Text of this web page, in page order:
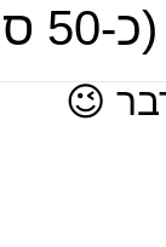
😉